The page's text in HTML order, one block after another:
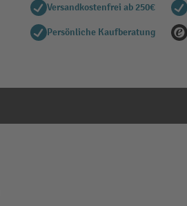
Versandkostenfrei ab 250€
Persönliche Kaufberatung